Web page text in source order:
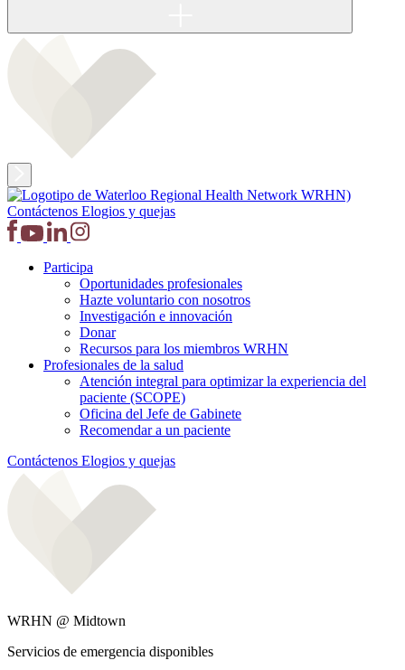
Contáctenos Elogios y quejas
Participa
Oportunidades profesionales
Hazte voluntario con nosotros
Investigación e innovación
Donar
Recursos para los miembros WRHN
Profesionales de la salud
Atención integral para optimizar la experiencia del
paciente (SCOPE)
Oficina del Jefe de Gabinete
Recomendar a un paciente
Contáctenos Elogios y quejas
WRHN @ Midtown
Servicios de emergencia disponibles